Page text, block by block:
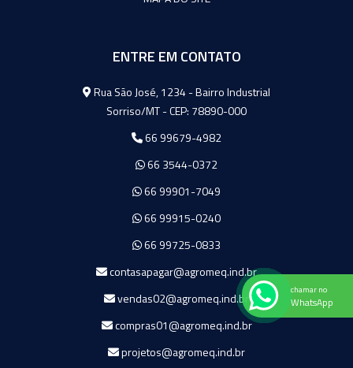
ENTRE EM CONTATO
Agromeq
Rua São José, 1234 - Bairro Industrial
Sorriso/MT - CEP: 78890-000
66 99679-4982
66 3544-0372
66 99901-7049
66 99915-0240
66 99725-0833
contasapagar@agromeq.ind.br
vendas02@agromeq.ind.br
compras01@agromeq.ind.br
projetos@agromeq.ind.br
chamar no
WhatsApp